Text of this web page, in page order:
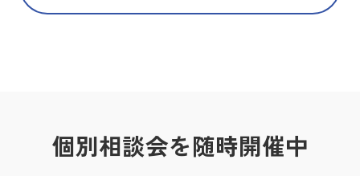
個別相談会を随時開催中